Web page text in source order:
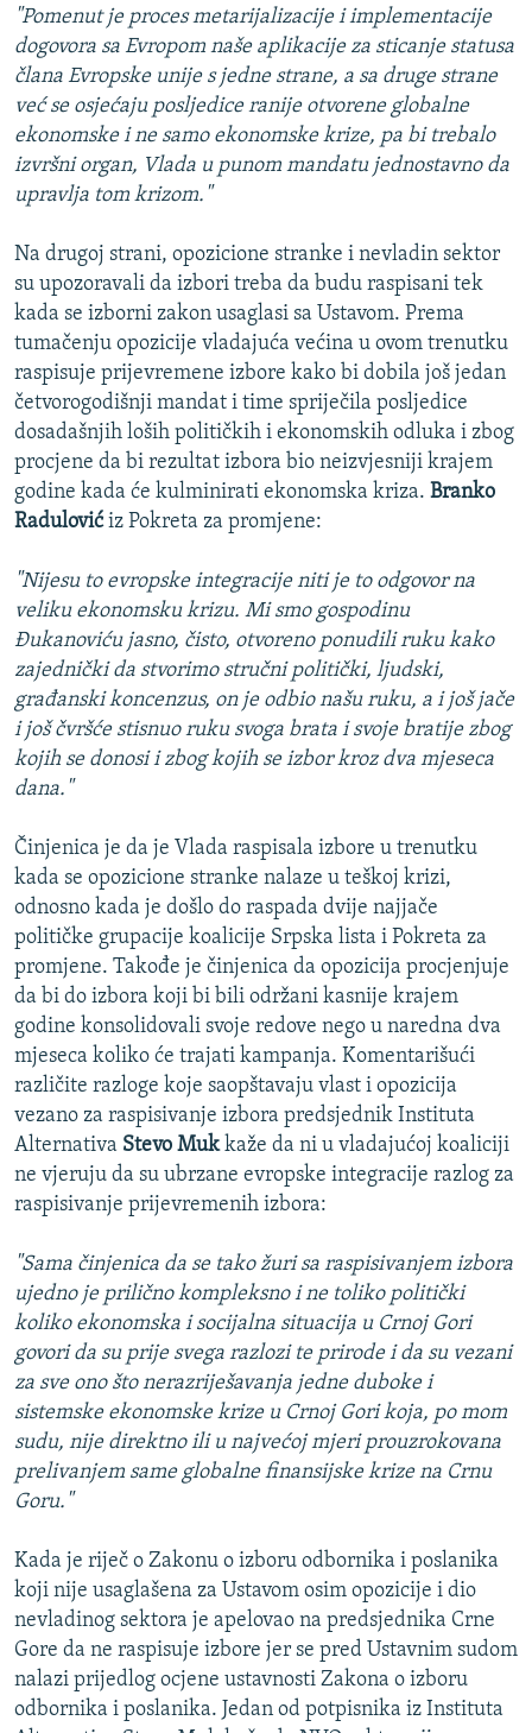
"Pomenut je proces metarijalizacije i implementacije
dogovora sa Evropom naše aplikacije za sticanje statusa
člana Evropske unije s jedne strane, a sa druge strane
već se osjećaju posljedice ranije otvorene globalne
ekonomske i ne samo ekonomske krize, pa bi trebalo
izvršni organ, Vlada u punom mandatu jednostavno da
upravlja tom krizom."
Na drugoj strani, opozicione stranke i nevladin sektor
su upozoravali da izbori treba da budu raspisani tek
kada se izborni zakon usaglasi sa Ustavom. Prema
tumačenju opozicije vladajuća većina u ovom trenutku
raspisuje prijevremene izbore kako bi dobila još jedan
četvorogodišnji mandat i time spriječila posljedice
dosadašnjih loših političkih i ekonomskih odluka i zbog
procjene da bi rezultat izbora bio neizvjesniji krajem
godine kada će kulminirati ekonomska kriza. Branko
Radulovićiz Pokreta za promjene:
"Nijesu to evropske integracije niti je to odgovor na
veliku ekonomsku krizu. Mi smo gospodinu
Đukanoviću jasno, čisto, otvoreno ponudili ruku kako
zajednički da stvorimo stručni politički, ljudski,
građanski koncenzus, on je odbio našu ruku, a i još jače
i još čvršće stisnuo ruku svoga brata i svoje bratije zbog
kojih se donosi i zbog kojih se izbor kroz dva mjeseca
dana."
Činjenica je da je Vlada raspisala izbore u trenutku
kada se opozicione stranke nalaze u teškoj krizi,
odnosno kada je došlo do raspada dvije najjače
političke grupacije koalicije Srpska lista i Pokreta za
promjene. Takođe je činjenica da opozicija procjenjuje
da bi do izbora koji bi bili održani kasnije krajem
godine konsolidovali svoje redove nego u naredna dva
mjeseca koliko će trajati kampanja. Komentarišući
različite razloge koje saopštavaju vlast i opozicija
vezano za raspisivanje izbora predsjednik Instituta
Alternativa Stevo Mukkaže da ni u vladajućoj koaliciji
ne vjeruju da su ubrzane evropske integracije razlog za
raspisivanje prijevremenih izbora:
"Sama činjenica da se tako žuri sa raspisivanjem izbora
ujedno je prilično kompleksno i ne toliko politički
koliko ekonomska i socijalna situacija u Crnoj Gori
govori da su prije svega razlozi te prirode i da su vezani
za sve ono što nerazriješavanja jedne duboke i
sistemske ekonomske krize u Crnoj Gori koja, po mom
sudu, nije direktno ili u najvećoj mjeri prouzrokovana
prelivanjem same globalne finansijske krize na Crnu
Goru."
Kada je riječ o Zakonu o izboru odbornika i poslanika
koji nije usaglašena za Ustavom osim opozicije i dio
nevladinog sektora je apelovao na predsjednika Crne
Gore da ne raspisuje izbore jer se pred Ustavnim sudom
nalazi prijedlog ocjene ustavnosti Zakona o izboru
odbornika i poslanika. Jedan od potpisnika iz Instituta